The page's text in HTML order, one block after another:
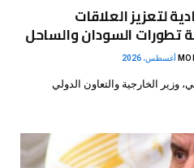
لتعزيز العلاقات
تطورات السودان والساحل
وزير الخارجية والتعاون الدولي